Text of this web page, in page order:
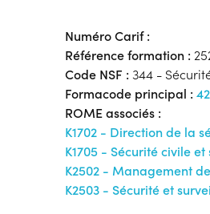
Numéro Carif :
Référence formation :
Code NSF : 344 -
Formacode principal :
ROME associés :
K1702 - Direction de la
K1705 - Sécurité civile et
K2502 - Management
K2503 - Sécurité et